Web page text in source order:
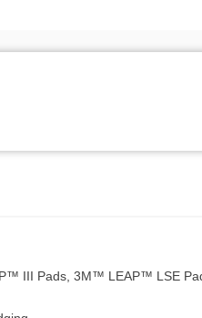
III Pads, 3M™ LEAP™ LSE